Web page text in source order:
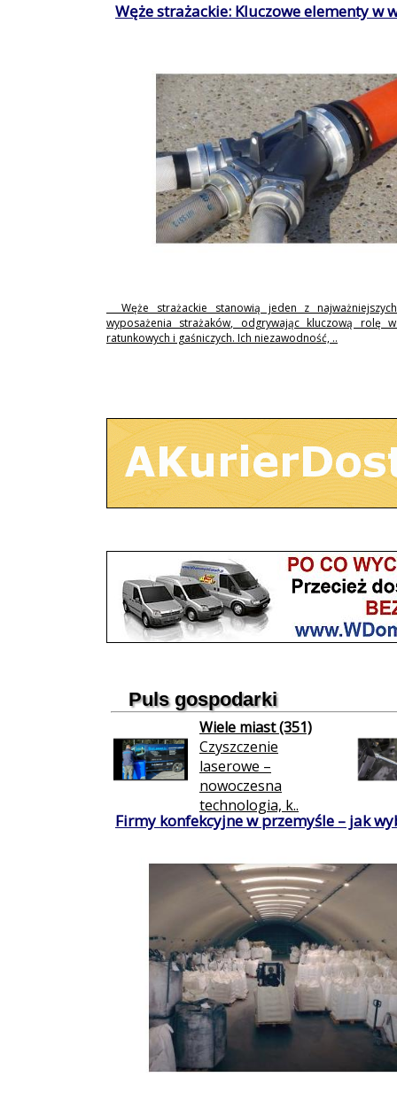
Węże strażackie: Kluczowe elementy w
Węże strażackie stanowią jeden z
wyposażenia strażaków, odgrywając kluczową rolę w
ratunkowych i gaśniczych. Ich niezawodność, ..
Puls gospodarki
Wiele miast (351)
Czyszczenie
laserowe –
nowoczesna
technologia, k..
Firmy konfekcyjne w przemyśle – jak